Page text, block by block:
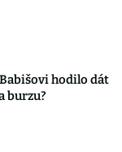
hodilo dát
burzu?